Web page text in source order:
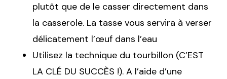
plutôt que de le casser directement dans
la casserole. La tasse vous servira à verser
délicatement l’œuf dans l’eau
Utilisez la technique du tourbillon (C’EST
LA CLÉ DU SUCCÈS !). A l’aide d’une